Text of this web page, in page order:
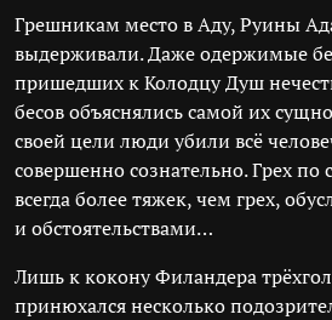
Грешникам место в Аду, Руины
выдерживали. Даже одержимые
пришедших к Колодцу Душ
бесов объяснялись самой их
своей цели люди убили всё
совершенно сознательно. Грех по
всегда более тяжек, чем грех,
и обстоятельствами…
Лишь к кокону Филандера
принюхался несколько